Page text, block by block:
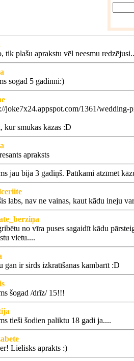
tik plašu aprakstu vēl neesmu
sogad 5 gadinni:)
joke7x24.appspot.com/1361/wedding-
kur smukas kāzas :D
apraksts
jau bija 3 gadiņš. Patīkami atzīmēt
labs, nav ne vainas, kaut kādu ineju
no vīra puses sagaidīt kādu
vietu....
gan ir sirds izkratīšanas kambarīt :D
šogad /drīz/ 15!!!
tieši šodien paliktu 18 gadi ja....
Lielisks aprakts :)